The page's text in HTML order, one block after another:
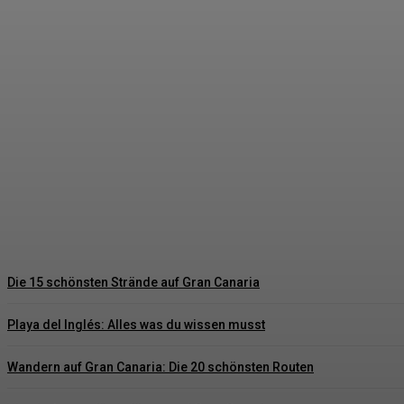
Die 15 schönsten Strände auf Gran Canaria
Playa del Inglés: Alles was du wissen musst
Wandern auf Gran Canaria: Die 20 schönsten Routen